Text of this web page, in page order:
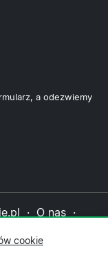
a odezwiemy
· O nas ·
redakcyjna
cookie